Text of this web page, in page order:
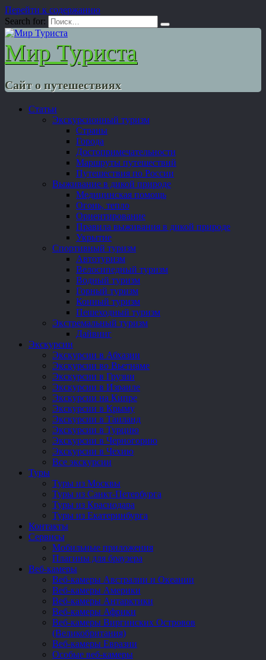
Перейти к содержанию
Search for:
Мир Туриста
Сайт о путешествиях
Статьи
Экскурсионный туризм
Страны
Города
Достопримечательности
Маршруты путешествий
Путешествия по России
Выживание в дикой природе
Медицинская помощь
Огонь, тепло
Ориентирование
Правила выживания в дикой природе
Укрытие
Спортивный туризм
Автотуризм
Велосипедный туризм
Водный туризм
Горный туризм
Конный туризм
Пешеходный туризм
Экстремальный туризм
Дайвинг
Экскурсии
Экскурсии в Абхазии
Экскурсии во Вьетнаме
Экскурсии в Грузии
Экскурсии в Израиле
Экскурсии на Кипре
Экскурсии в Крыму
Экскурсии в Таиланд
Экскурсии в Турцию
Экскурсии в Черногорию
Экскурсии в Чехию
Все экскурсии
Туры
Туры из Москвы
Туры из Санкт-Петербурга
Туры из Краснодара
Туры из Екатеринбурга
Контакты
Сервисы
Мобильные приложения
Плагины для браузера
Веб-камеры
Веб-камеры Австралии и Океании
Веб-камеры Америки
Веб-камеры Антарктики
Веб-камеры Африки
Веб-камеры Виргинских Островов
(Великобритания)
Веб-камеры Евразии
Особые веб-камеры